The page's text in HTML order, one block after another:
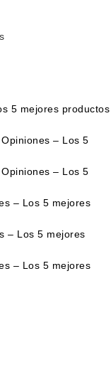
5 mejores productos
– Los 5
– Los 5
– Los 5 mejores
– Los 5 mejores
– Los 5 mejores